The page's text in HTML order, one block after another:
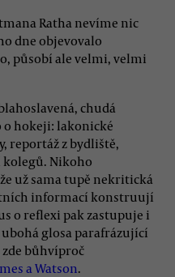
Ratha nevíme nic
dne objevovalo
působí ale velmi, velmi
chudá
o hokeji: lakonické
reportáž z bydliště,
kolegů. Nikoho
už sama tupě nekritická
informací konstruují
o reflexi pak zastupuje i
glosa parafrázující
zde bůhvíproč
a Watson.